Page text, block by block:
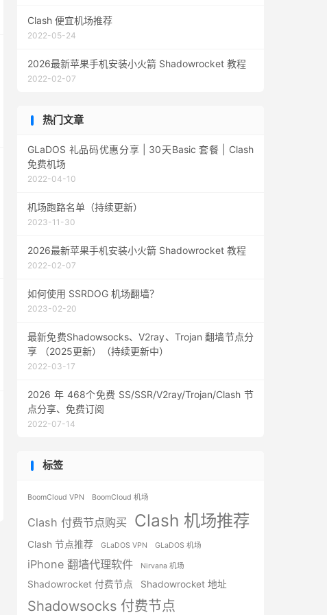
Clash 便宜机场推荐
2022-05-24
2026最新苹果手机安装小火箭 Shadowrocket 教程
2022-02-07
热门文章
GLaDOS 礼品码优惠分享 | 30天Basic 套餐 | Clash
免费机场
2022-04-10
机场跑路名单（持续更新）
2023-11-30
2026最新苹果手机安装小火箭 Shadowrocket 教程
2022-02-07
如何使用 SSRDOG 机场翻墙？
2023-02-20
最新免费Shadowsocks、V2ray、Trojan 翻墙节点分
享 （2025更新）（持续更新中）
2022-03-17
2026 年 468个免费 SS/SSR/V2ray/Trojan/Clash 节
点分享、免费订阅
2022-07-14
标签
BoomCloud VPN BoomCloud 机场
Clash 付费节点购买 Clash 机场推荐
Clash 节点推荐 GLaDOS VPN GLaDOS 机场
iPhone 翻墙代理软件 Nirvana 机场
Shadowrocket 付费节点 Shadowrocket 地址
Shadowsocks 付费节点